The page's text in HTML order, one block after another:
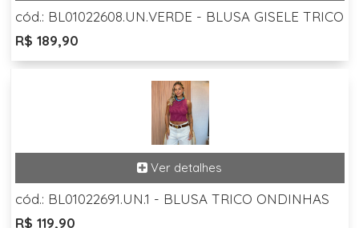
cód.: BL01022608.UN.VERDE - BLUSA GISELE TRICO
R$ 189,90
cód.: BL01022691.UN.1 - BLUSA TRICO ONDINHAS
R$ 119,90